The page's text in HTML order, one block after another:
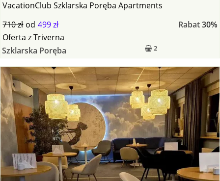
VacationClub Szklarska Poręba Apartments
710 zł od 499 zł Rabat30%
2
Oferta zTriverna
Szklarska Poręba